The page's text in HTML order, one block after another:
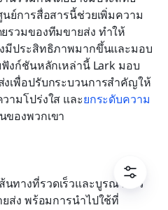
ย์การสื่อสารนี้ช่วยเพิ่มความ
รวมของทีมขายส่ง ทำให้
มีประสิทธิภาพมากขึ้นและมอบ
งก์ชันหลักเหล่านี้ Lark มอบ
งเพื่อปรับกระบวนการสำคัญให้
ามโปร่งใส และยกระดับความ
ของพวกเขา
นทางที่รวดเร็วและบูรณาการ
ส่ง พร้อมการนำไปใช้ที่